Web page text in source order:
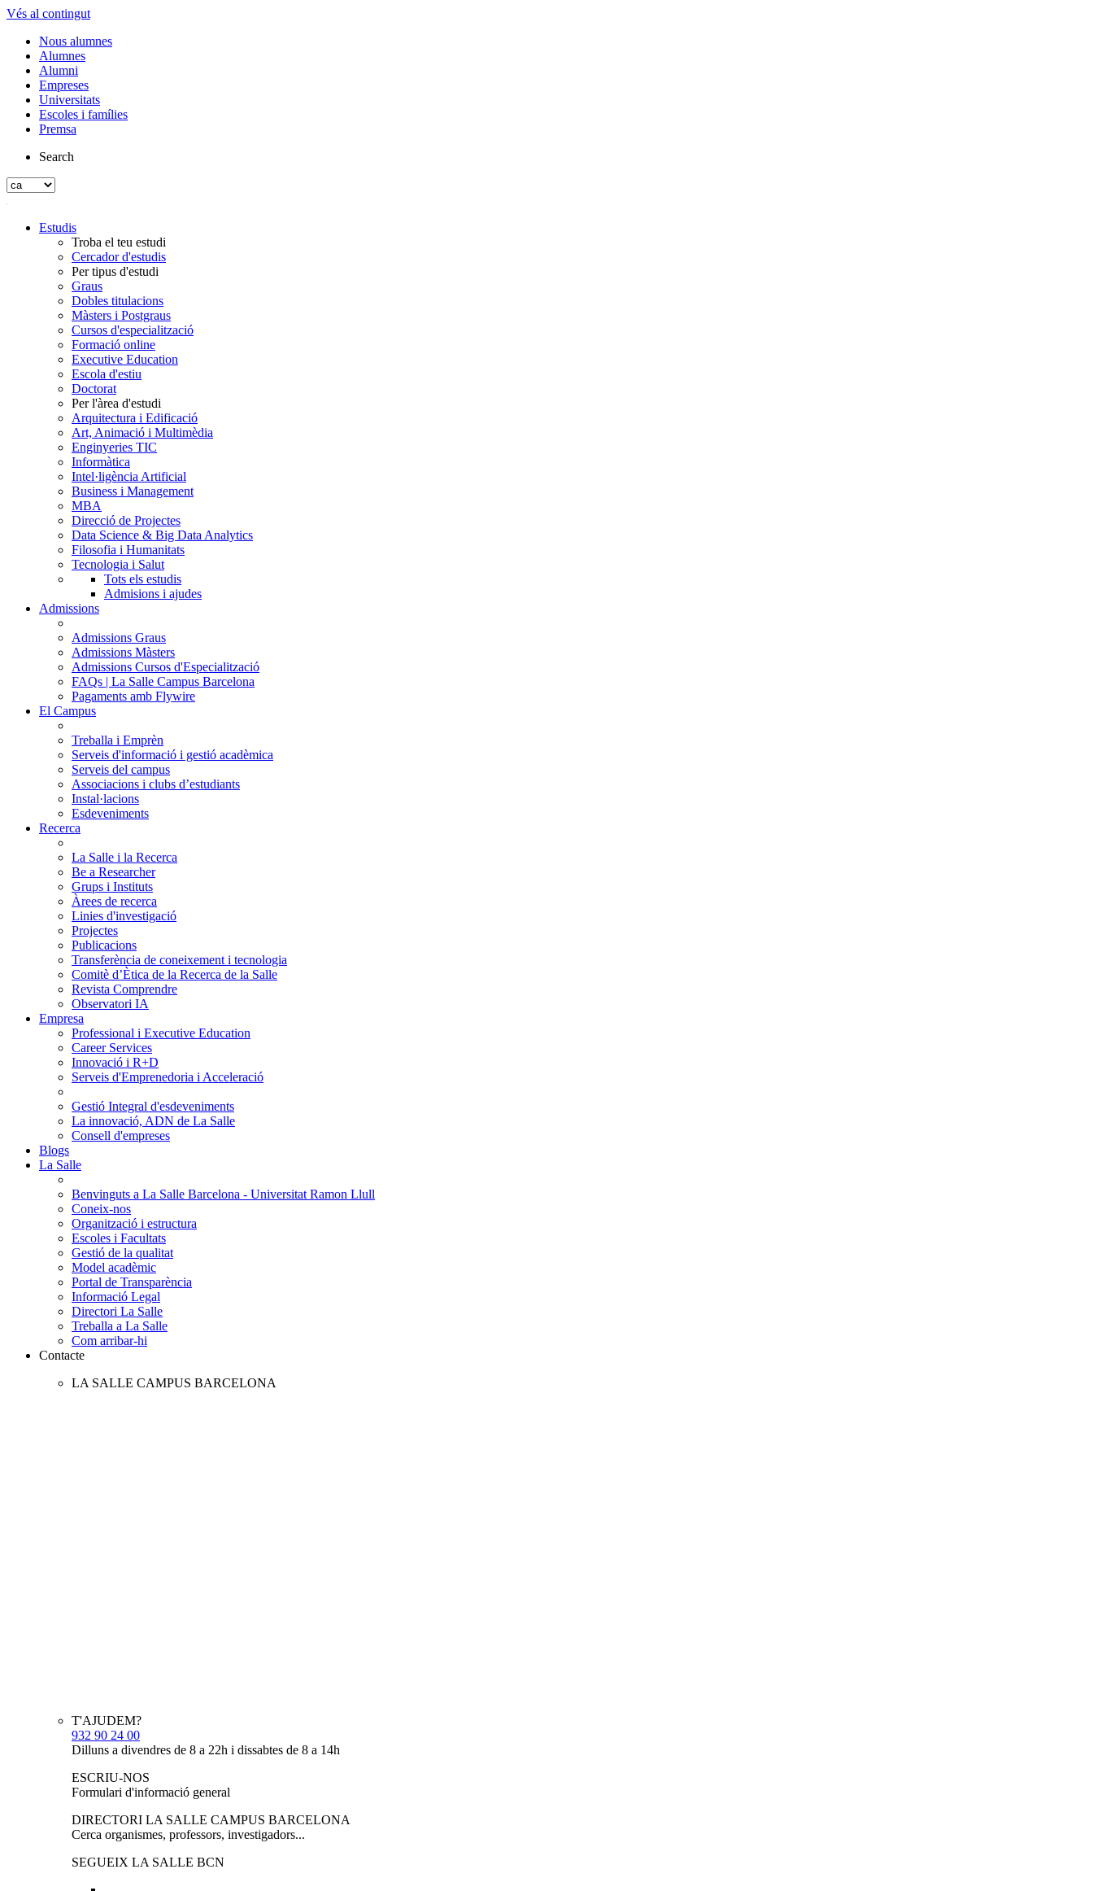
Vés al contingut
Nous alumnes
Alumnes
Alumni
Empreses
Universitats
Escoles i famílies
Premsa
Search
Estudis
Troba el teu estudi
Cercador d'estudis
Per tipus d'estudi
Graus
Dobles titulacions
Màsters i Postgraus
Cursos d'especialització
Formació online
Executive Education
Escola d'estiu
Doctorat
Per l'àrea d'estudi
Arquitectura i Edificació
Art, Animació i Multimèdia
Enginyeries TIC
Informàtica
Intel·ligència Artificial
Business i Management
MBA
Direcció de Projectes
Data Science & Big Data Analytics
Filosofia i Humanitats
Tecnologia i Salut
Tots els estudis
Admisions i ajudes
Admissions
Admissions Graus
Admissions Màsters
Admissions Cursos d'Especialització
FAQs | La Salle Campus Barcelona
Pagaments amb Flywire
El Campus
Treballa i Emprèn
Serveis d'informació i gestió acadèmica
Serveis del campus
Associacions i clubs d’estudiants
Instal·lacions
Esdeveniments
Recerca
La Salle i la Recerca
Be a Researcher
Grups i Instituts
Àrees de recerca
Linies d'investigació
Projectes
Publicacions
Transferència de coneixement i tecnologia
Comitè d’Ètica de la Recerca de la Salle
Revista Comprendre
Observatori IA
Empresa
Professional i Executive Education
Career Services
Innovació i R+D
Serveis d'Emprenedoria i Acceleració
Gestió Integral d'esdeveniments
La innovació, ADN de La Salle
Consell d'empreses
Blogs
La Salle
Benvinguts a La Salle Barcelona - Universitat Ramon Llull
Coneix-nos
Organització i estructura
Escoles i Facultats
Gestió de la qualitat
Model acadèmic
Portal de Transparència
Informació Legal
Directori La Salle
Treballa a La Salle
Com arribar-hi
Contacte
LA SALLE CAMPUS BARCELONA
T'AJUDEM?
932 90 24 00
Dilluns a divendres de 8 a 22h i dissabtes de 8 a 14h
ESCRIU-NOS
Formulari d'informació general
DIRECTORI LA SALLE CAMPUS BARCELONA
Cerca organismes, professors, investigadors...
SEGUEIX LA SALLE BCN